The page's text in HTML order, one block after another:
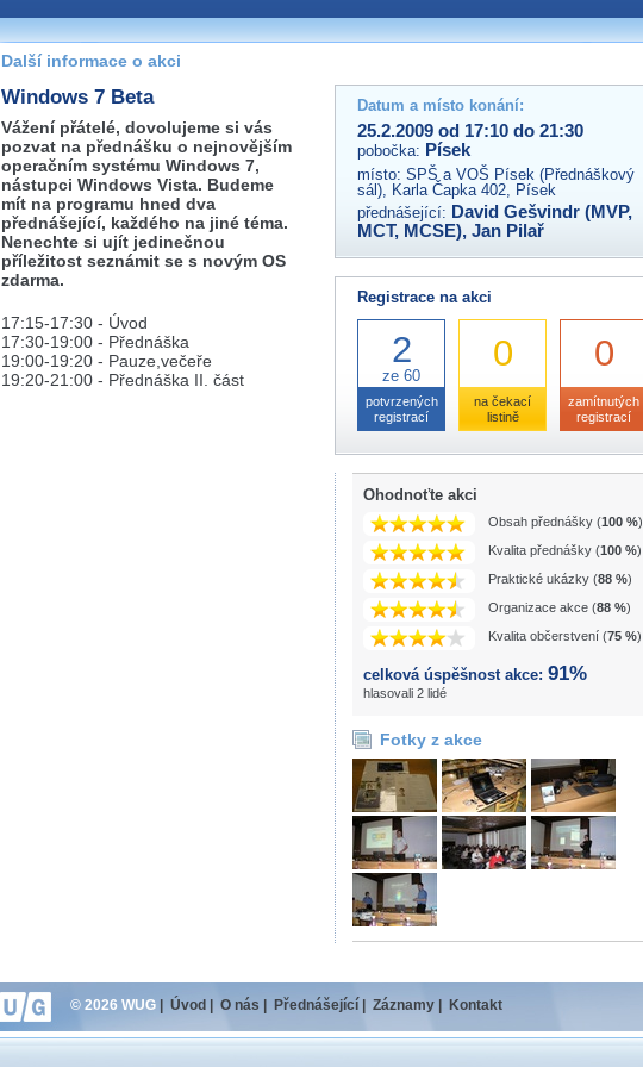
Pokud máte jakýkoliv dotaz na organizátory této akce,
prosím neváhejte nás kontaktovat na e-mailu:
pisek@wug.cz
Další informace o akci
Windows 7 Beta
Vážení přátelé, dovolujeme si vás
pozvat na přednášku o nejnovějším
operačním systému Windows 7,
nástupci Windows Vista. Budeme
mít na programu hned dva
přednášející, každého na jiné téma.
Nenechte si ujít jedinečnou
příležitost seznámit se s novým OS
zdarma.
17:15-17:30 - Úvod
17:30-19:00 - Přednáška
19:00-19:20 - Pauze,večeře
19:20-21:00 - Přednáška II. část
Datum a místo konání:
25.2.2009 od 17:10 do 21:30
pobočka: Písek
místo: SPŠ a VOŠ Písek (Přednáškový
sál), Karla Čapka 402, Písek
přednášející: David Gešvindr (MVP,
MCT, MCSE), Jan Pilař
Registrace na akci
2
ze 60
potvrzených
registrací
0
na čekací
listině
0
zamítnutých
registrací
Ohodnoťte akci
Obsah přednášky (100 %)
Kvalita přednášky (100 %)
Praktické ukázky (88 %)
Organizace akce (88 %)
Kvalita občerstvení (75 %)
celková úspěšnost akce: 91%
hlasovali 2 lidé
Fotky z akce
© 2026 WUG Úvod O nás Přednášející Záznamy Kontakt